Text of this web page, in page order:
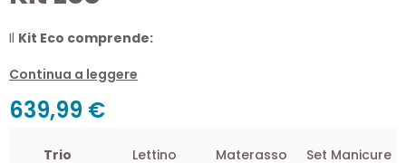
Il Kit Eco comprende:
Trio Modena Kikkaboo
Materasso Aloe Vera
Continua a leggere
639,99 €
Trio Lettino Materasso
Set Manicure